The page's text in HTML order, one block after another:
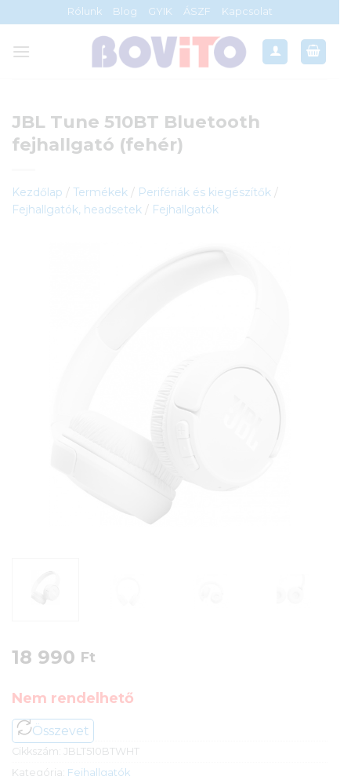
to
content
Rólunk Blog GYIK ÁSZF Kapcsolat
JBL Tune 510BT Bluetooth
fejhallgató (fehér)
Kezdőlap / Termékek / Perifériák és kiegészítők /
Fejhallgatók, headsetek / Fejhallgatók
18 990 Ft
Nem rendelhető
Összevet
Cikkszám: JBLT510BTWHT
Kategória: Fejhallgatók